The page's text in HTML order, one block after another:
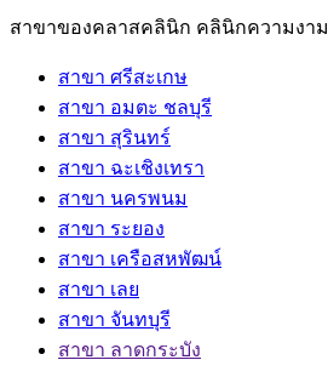
สาขาของคลาสคลินิก คลินิกความงาม
สาขา ศรีสะเกษ
สาขา อมตะ ชลบุรี
สาขา สุรินทร์
สาขา ฉะเชิงเทรา
สาขา นครพนม
สาขา ระยอง
สาขา เครือสหพัฒน์
สาขา เลย
สาขา จันทบุรี
สาขา ลาดกระบัง